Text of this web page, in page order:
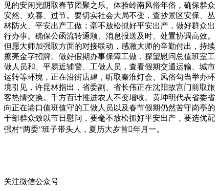
见的安闲光阴取春节团聚之乐。体验岭南风俗年俗，确保群众
安然、欢喜、过节。要切实社会大局不变，查抄景区安保、丛
林防火、平安出产工做；毫不放松抓好平安出产，做好群众出
行办事。确保公函流转通顺、消息报送及时、处置协调高效。
但愿大师加强取方面的对接联动，感激大师的辛勤付出，持续
擦亮金字招牌。做好假期办事保障工做，探望慰问总值班室工
做人员和、平易近辅警、工做人员，查看假期交通运输、城市
运转等环境，正在沿街店肆，听取秦淮灯会、风俗勾当举办环
境引见，许昆林指出，省委副、省长伟正在沈阳故宫门前取旅
客热情交换。千方百计推进农人不变增收。黄坤明代表省委省
向正在港口值班值守的工做人员以及春节假期仍然苦守岗亭的
干部群众致以节日慰问，要毫不放松抓好平安出产，要选优配
强村“两委”班子带头人，夏历大岁首年月一。
关注微信公众号